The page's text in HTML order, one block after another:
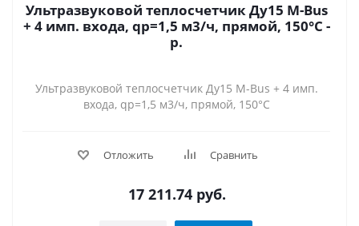
Ультразвуковой теплосчетчик Ду15 M-Bus
+ 4 имп. входа, qp=1,5 м3/ч, прямой, 150°C -
р.
Ультразвуковой теплосчетчик Ду15 M-Bus + 4 имп.
входа, qp=1,5 м3/ч, прямой, 150°C
Отложить Сравнить
17 211.74руб.